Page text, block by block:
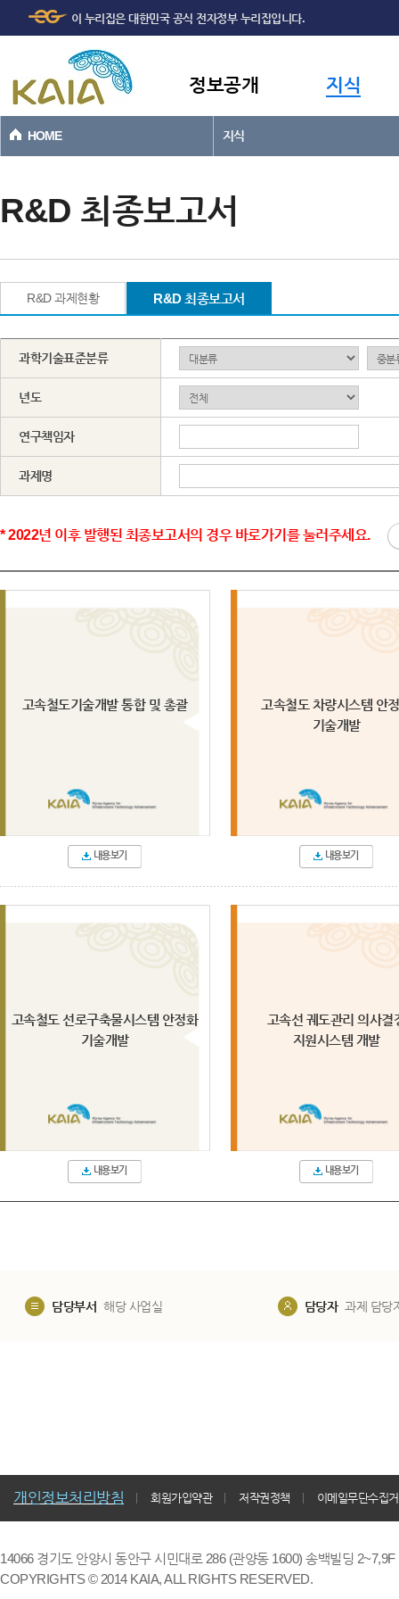
본문바로가기
이 누리집은 대한민국 공식 전자정부 누리집입니다.
정보공개 지식
HOME 지식
R&D 최종보고서
R&D 과제현황 R&D 최종보고서
과학기술표준분류
년도
연구책임자
과제명
* 2022년 이후 발행된 최종보고서의 경우 바로가기를 눌러주세요.
고속철도기술개발 통합 및 총괄
내용보기
고속철도 차량시스템 안
기술개발
내용보기
고속철도 선로구축물시스템 안정화
기술개발
내용보기
고속선 궤도관리 의사결
지원시스템 개발
내용보기
담당부서 해당 사업실 담당자 과제 담당
개인정보처리방침 회원가입약관 저작권정책 이메일무단수집
14066 경기도 안양시 동안구 시민대로 286 (관양동 1600) 송백빌딩
COPYRIGHTS © 2014 KAIA, ALL RIGHTS RESERVED.